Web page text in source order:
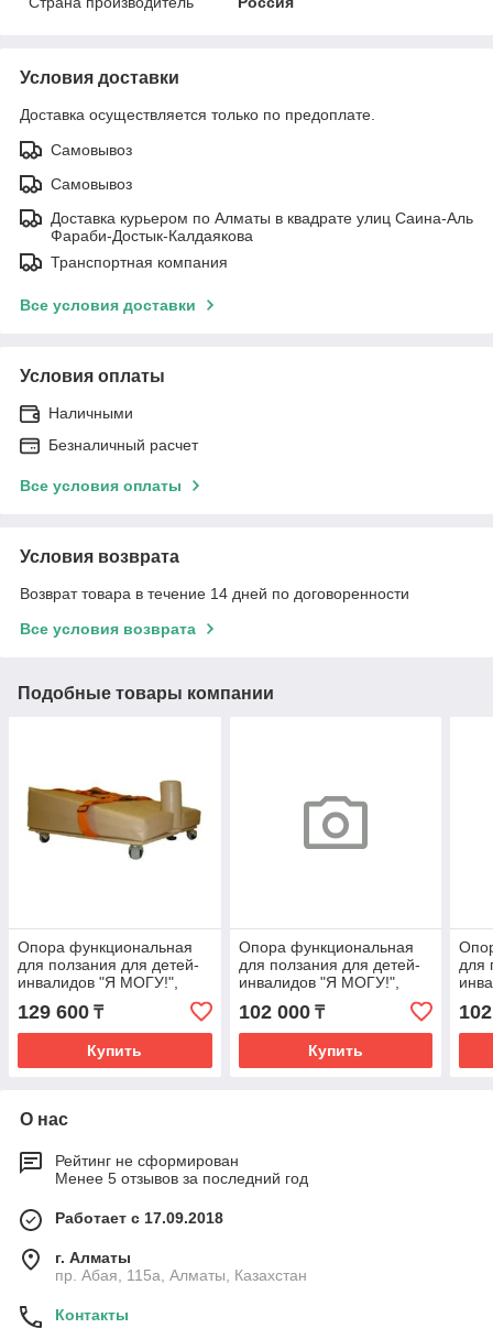
Условия доставки
Доставка осуществляется только по предоплате.
Самовывоз
Самовывоз
Доставка курьером по Алматы в квадрате улиц Саина-Аль
Фараби-Достык-Калдаякова
Транспортная компания
Все условия доставки
Условия оплаты
Наличными
Безналичный расчет
Все условия оплаты
Условия возврата
Возврат товара в течение 14 дней по договоренности
Все условия возврата
Подобные товары компании
Опора функциональная
для ползания для детей-
инвалидов "Я МОГУ!",
исполнение ОП-109.2,
размер3
129 600 ₸
Купить
Опора функциональная
для ползания для детей-
инвалидов "Я МОГУ!",
исполнение ОП-109.3,
размер1
102 000₸
Купить
для
О нас
Рейтинг не сформирован
Менее 5 отзывов за последний год
Работает с 17.09.2018
г. Алматы
пр. Абая, 115а, Алматы, Казахстан
Контакты